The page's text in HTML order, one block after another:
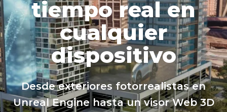
tiempo real en
cualquier
dispositivo
Desde exteriores fotorrealistas en
Unreal Engine hasta un visor Web 3D